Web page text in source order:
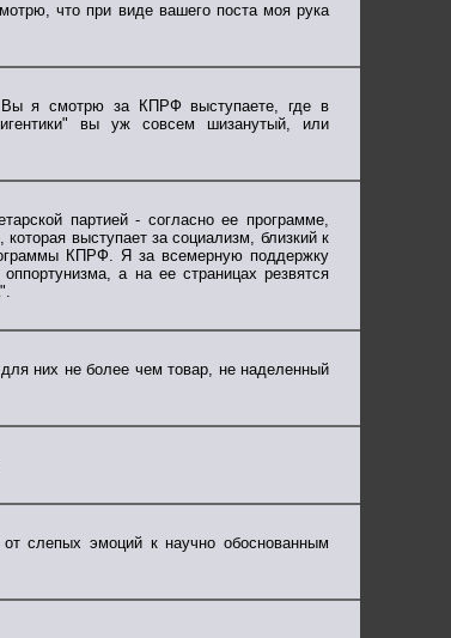
что при виде вашего поста моя рука
я смотрю за КПРФ выступаете, где в
вы уж совсем шизанутый, или
партией - согласно ее программе,
выступает за социализм, близкий к
КПРФ. Я за всемерную поддержку
а на ее страницах резвятся
них не более чем товар, не наделенный
слепых эмоций к научно обоснованным